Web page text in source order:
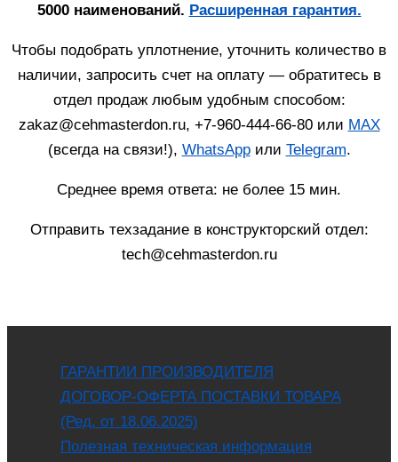
5000 наименований. Расширенная гарантия.
Чтобы подобрать уплотнение, уточнить количество в
наличии, запросить счет на оплату — обратитесь в
отдел продаж любым удобным способом:
zakaz@cehmasterdon.ru, +7-960-444-66-80 или MAX
(всегда на связи!), WhatsAppили Telegram.
Среднее время ответа: не более 15 мин.
Отправить техзадание в конструкторский отдел:
tech@cehmasterdon.ru
ГАРАНТИИ ПРОИЗВОДИТЕЛЯ
ДОГОВОР-ОФЕРТА ПОСТАВКИ ТОВАРА
(Ред. от 18.06.2025)
Полезная техническая информация